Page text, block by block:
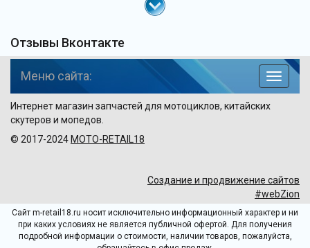
Отзывы Вконтакте
по
Меню сайта:
Интернет магазин запчастей для мотоциклов, китайских
скутеров и мопедов.
© 2017-2024 MOTO-RETAIL18
Создание и продвижение сайтов
#webZion
Сайт m-retail18.ru носит исключительно информационный характер и ни
при каких условиях не является публичной офертой. Для получения
подробной информации о стоимости, наличии товаров, пожалуйста,